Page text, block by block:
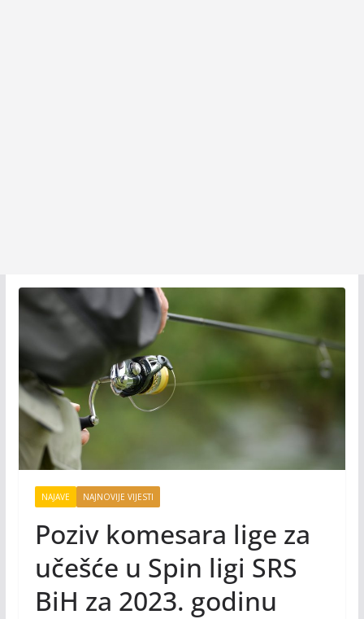
NAJAVE NAJNOVIJE VIJESTI
Poziv komesara lige za
učešće u Spin ligi SRS
BiH za 2023. godinu